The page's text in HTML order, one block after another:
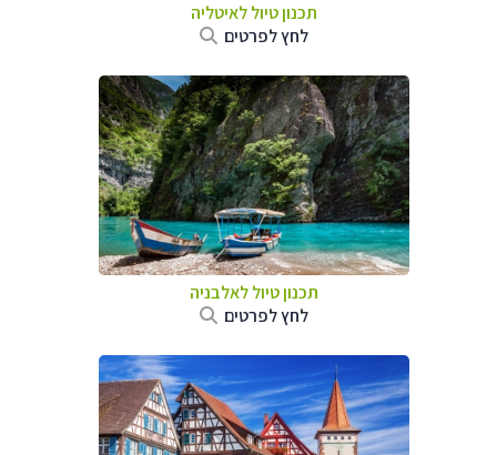
תכנון טיול לאיטליה
לחץ לפרטים
תכנון טיול לאלבניה
לחץ לפרטים